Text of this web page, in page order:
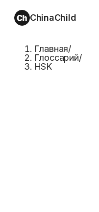
ChinaChild
Главная/
Глоссарий/
HSK